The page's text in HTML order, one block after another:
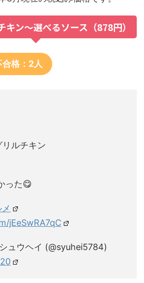
キン～選べるソース（878円）
格：2人
ルチキン
った😋
jEeSwRA7qC
ュウヘイ (@syuhei5784)